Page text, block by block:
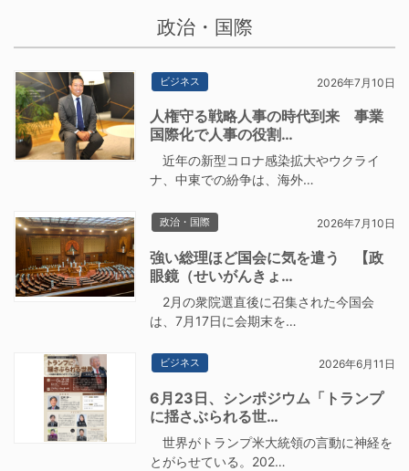
政治・国際
ビジネス 2026年7月10日
人権守る戦略人事の時代到来 事業
国際化で人事の役割…
近年の新型コロナ感染拡大やウクライ
ナ、中東での紛争は、海外…
政治・国際 2026年7月10日
強い総理ほど国会に気を遣う 【政
眼鏡（せいがんきょ…
2月の衆院選直後に召集された今国会
は、7月17日に会期末を…
ビジネス 2026年6月11日
6月23日、シンポジウム「トランプ
に揺さぶられる世…
世界がトランプ米大統領の言動に神経を
とがらせている。202…